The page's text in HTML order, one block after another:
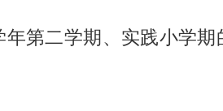
年第二学期、实践小学